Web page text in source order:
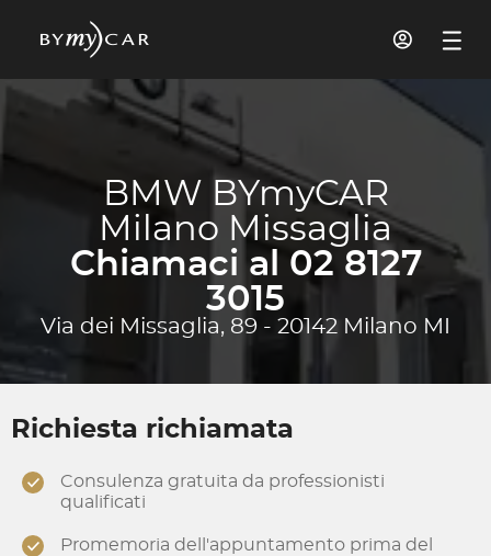
BMW BYmyCAR
Milano Missaglia
Chiamaci al 02 8127
3015
Via dei Missaglia, 89 - 20142 Milano MI
Richiesta richiamata
Consulenza gratuita da professionisti
qualificati
Promemoria dell'appuntamento prima del